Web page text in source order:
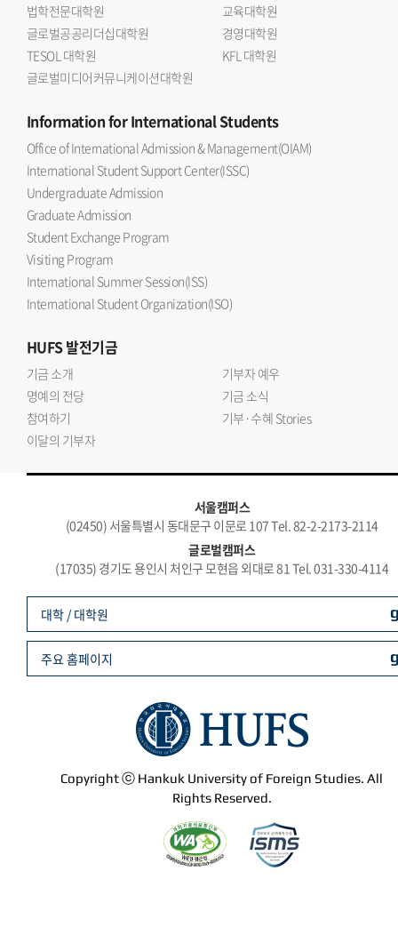
법학전문대학원
교육대학원
글로벌공공리더십대학원
경영대학원
TESOL 대학원
KFL 대학원
글로벌미디어커뮤니케이션대학원
Informationfor International Students
Office of International Admission & Management(OIAM)
International Student Support Center(ISSC)
Undergraduate Admission
Graduate Admission
Student Exchange Program
Visiting Program
International Summer Session(ISS)
International Student Organization(ISO)
HUFS발전기금
기금 소개
기부자 예우
명예의 전당
기금 소식
참여하기
기부·수혜 Stories
이달의 기부자
서울캠퍼스
(02450) 서울특별시 동대문구 이문로 107 Tel. 82-2-2173-2114
글로벌캠퍼스
(17035) 경기도 용인시 처인구 모현읍 외대로 81 Tel. 031-330-4114
Copyright ⓒ Hankuk University of Foreign Studies. All
Rights Reserved.
대학 / 대학원
주요 홈페이지